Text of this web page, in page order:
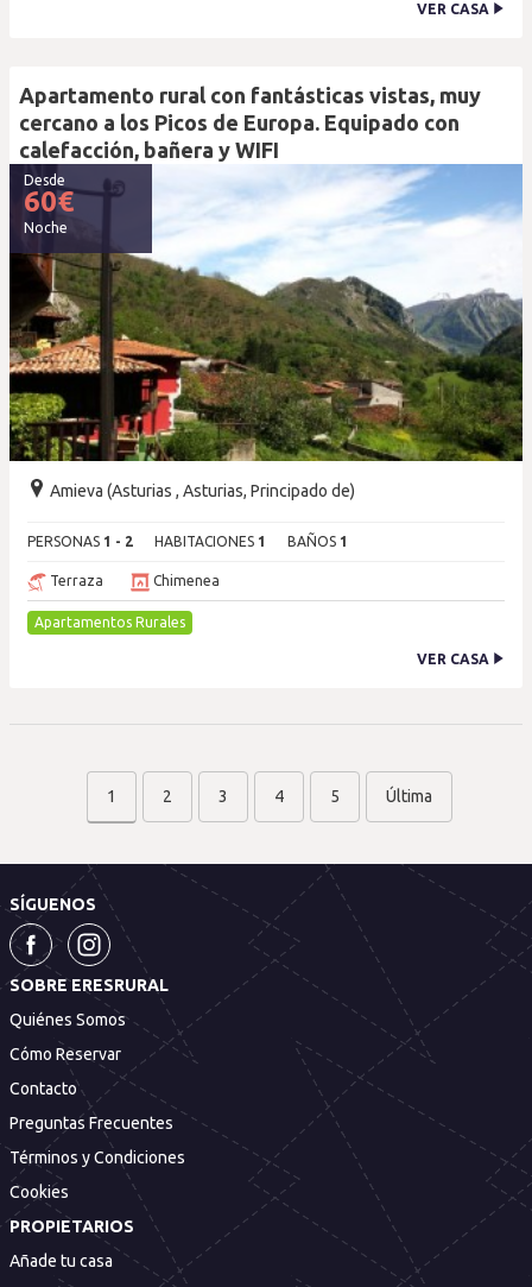
VER CASA
Apartamento rural con fantásticas vistas, muy
cercano a los Picos de Europa. Equipado con
calefacción, bañera y WIFI
Desde
60€
Noche
Amieva (Asturias , Asturias, Principado de)
PERSONAS 1 - 2 HABITACIONES 1 BAÑOS 1
Terraza Chimenea
Apartamentos Rurales
VER CASA
1 2 3 4 5 Última
SÍGUENOS
SOBRE ERESRURAL
Quiénes Somos
Cómo Reservar
Contacto
Preguntas Frecuentes
Términos y Condiciones
Cookies
PROPIETARIOS
Añade tu casa